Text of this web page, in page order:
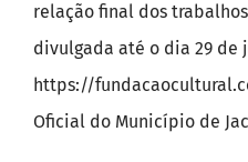
relação final dos
divulgada até o dia 29 de
https://
Oficial do Município de